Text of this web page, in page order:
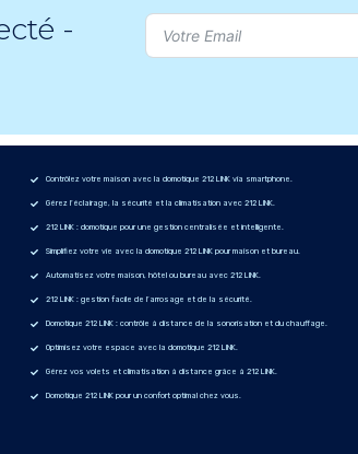
-
Contrôlez votre maison avec la domotique 212 LINK via smartphone.
Gérez l’éclairage, la sécurité et la climatisation avec 212 LINK.
212 LINK : domotique pour une gestion centralisée et intelligente.
Simplifiez votre vie avec la domotique 212 LINK pour maison et bureau.
Automatisez votre maison, hôtel ou bureau avec 212 LINK.
212 LINK : gestion facile de l’arrosage et de la sécurité.
Domotique 212 LINK : contrôle à distance de la sonorisation et du chauffage.
Optimisez votre espace avec la domotique 212 LINK.
Gérez vos volets et climatisation à distance grâce à 212 LINK.
Domotique 212 LINK pour un confort optimal chez vous.